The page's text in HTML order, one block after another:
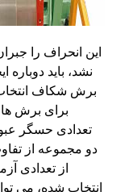
نشد، باید دوباره
برش شکاف
برای برش
تعدادی حسگر
دو مجموعه از
از تعدادی
انتخاب شده، می